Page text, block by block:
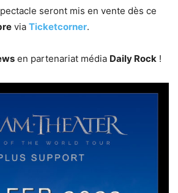
seront mis en vente dès ce
via Ticketcorner.
en partenariat média Daily Rock !